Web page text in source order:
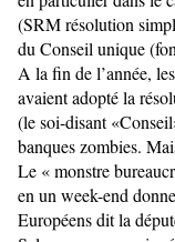
(SRM résolution
du Conseil unique
A la fin de l’année,
avaient adopté la
(le soi-disant
banques zombies.
Le « monstre
en un week-end
Européens dit la